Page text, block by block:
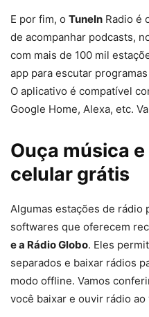
E por fim, o TuneIn Radio é
de acompanhar podcasts,
com mais de 100 mil
app para escutar
O aplicativo é compatível
Google Home, Alexa, etc.
Ouça música
celular grátis
Algumas estações de rádio
softwares que oferecem
e a Rádio Globo. Eles
separados e baixar rádios
modo offline. Vamos
você baixar e ouvir rádio